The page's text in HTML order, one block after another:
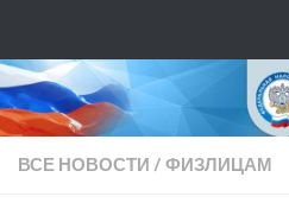
ВСЕ НОВОСТИ/ФИЗЛИЦАМ